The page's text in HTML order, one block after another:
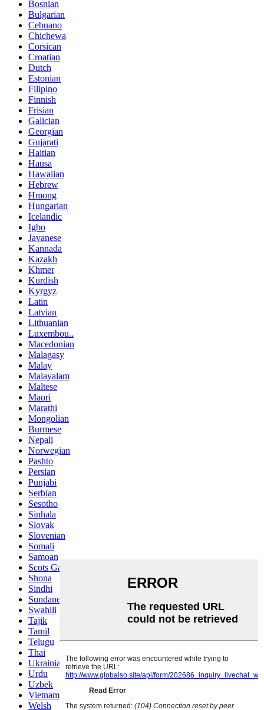
Bosnian
Bulgarian
Cebuano
Chichewa
Corsican
Croatian
Dutch
Estonian
Filipino
Finnish
Frisian
Galician
Georgian
Gujarati
Haitian
Hausa
Hawaiian
Hebrew
Hmong
Hungarian
Icelandic
Igbo
Javanese
Kannada
Kazakh
Khmer
Kurdish
Kyrgyz
Latin
Latvian
Lithuanian
Luxembou..
Macedonian
Malagasy
Malay
Malayalam
Maltese
Maori
Marathi
Mongolian
Burmese
Nepali
Norwegian
Pashto
Persian
Punjabi
Serbian
Sesotho
Sinhala
Slovak
Slovenian
Somali
Samoan
Scots Gaelic
Shona
Sindhi
Sundanese
Swahili
Tajik
Tamil
Telugu
Thai
Ukrainian
Urdu
Uzbek
Vietnamese
Welsh